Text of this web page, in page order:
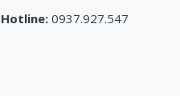
Hotline: 0937.927.547